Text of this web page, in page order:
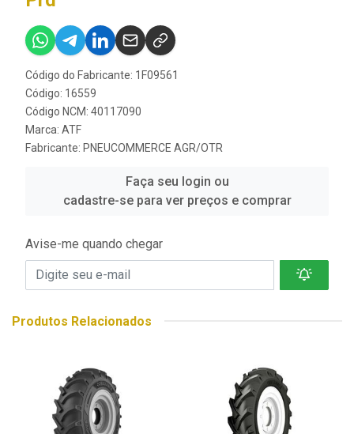
Código do Fabricante: 1F09561
Código: 16559
Código NCM: 40117090
Marca: ATF
Fabricante: PNEUCOMMERCE AGR/OTR
Faça seu login ou
cadastre-se para ver preços e comprar
Avise-me quando chegar
Produtos Relacionados